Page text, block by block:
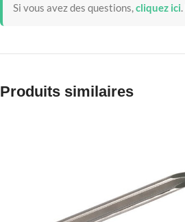
Si vous avez des questions,cliquez ici.
Produits similaires